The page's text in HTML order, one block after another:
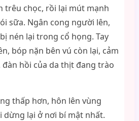
trêu chọc, rồi lại mút mạnh
sữa. Ngân cong người lên,
nén lại trong cổ họng. Tay
bóp nặn bên vú còn lại, cảm
hồi của da thịt đang trào
thấp hơn, hôn lên vùng
dừng lại ở nơi bí mật nhất.